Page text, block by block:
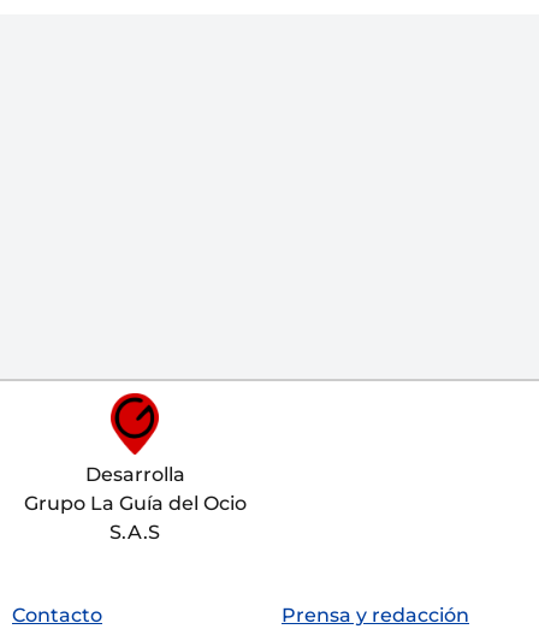
Desarrolla
Grupo La Guía del Ocio
S.A.S
Contacto
Prensa y redacción